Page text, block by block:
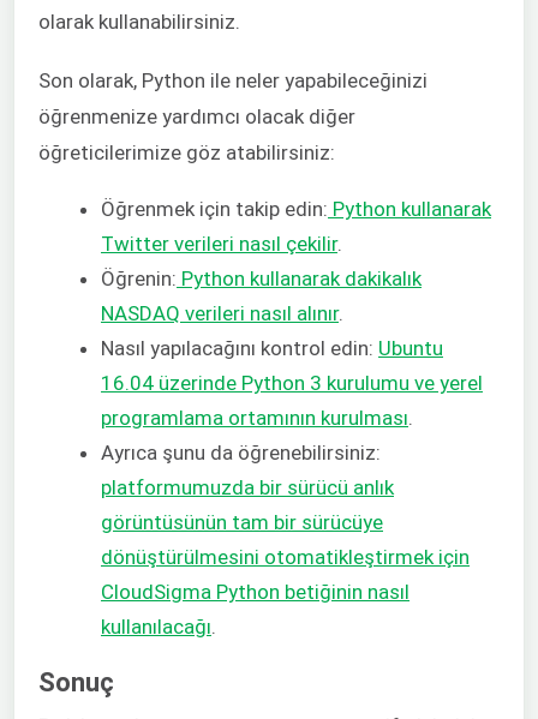
olarak kullanabilirsiniz.
Son olarak, Python ile neler yapabileceğinizi
öğrenmenize yardımcı olacak diğer
öğreticilerimize göz atabilirsiniz:
Öğrenmek için takip edin: Python kullanarak
Twitter verileri nasıl çekilir.
Öğrenin: Python kullanarak dakikalık
NASDAQ verileri nasıl alınır.
Nasıl yapılacağını kontrol edin: Ubuntu
16.04 üzerinde Python 3 kurulumu ve yerel
programlama ortamının kurulması.
Ayrıca şunu da öğrenebilirsiniz:
platformumuzda bir sürücü anlık
görüntüsünün tam bir sürücüye
dönüştürülmesini otomatikleştirmek için
CloudSigma Python betiğinin nasıl
kullanılacağı.
Sonuç